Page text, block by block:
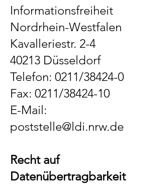
Informationsfreiheit
Nordrhein-Westfalen
Kavalleriestr. 2-4
40213 Düsseldorf
Telefon: 0211/38424-0
Fax: 0211/38424-10
E-Mail:
poststelle@ldi.nrw.de
Recht auf
Datenübertragbarkeit